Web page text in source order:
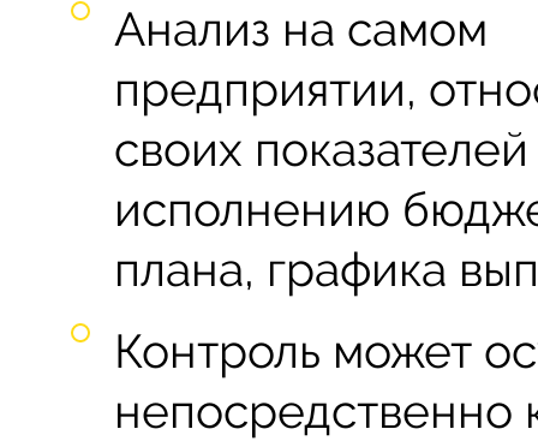
Анализ на самом
предприятии,
своих
исполнению
плана, графика
Контроль может